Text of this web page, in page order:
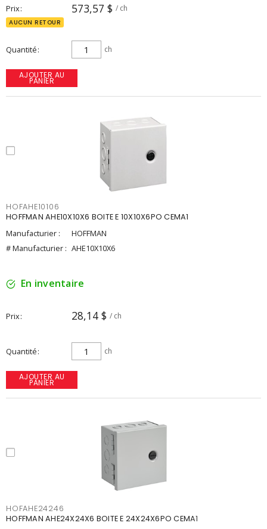
Prix 573,57 $ / ch
AUCUN RETOUR
Quantité ch
AJOUTER AU
PANIER
HOFAHE10106
HOFFMAN AHE10X10X6 BOITE E 10X10X6PO CEMA1
Manufacturier :
HOFFMAN
# Manufacturier : AHE10X10X6
En inventaire
Prix 28,14 $ / ch
Quantité ch
AJOUTER AU
PANIER
HOFAHE24246
HOFFMAN AHE24X24X6 BOITE E 24X24X6PO CEMA1